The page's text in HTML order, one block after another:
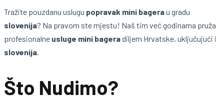
Tražite pouzdanu uslugu popravak mini bagerau gradu
slovenija? Na pravom ste mjestu! Naš tim već godinama pruža
profesionalne usluge mini bageradiljem Hrvatske, uključujući i
slovenija.
Što Nudimo?